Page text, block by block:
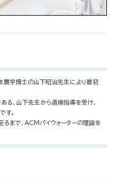
農学博士の山下昭治先生により最初
る、山下先生から直接指導を受け、
す。
るまで、ACMパイウォーターの理論を